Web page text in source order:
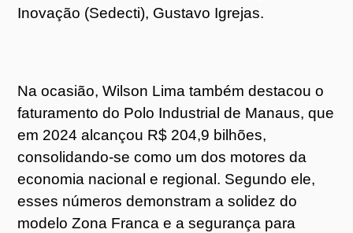
Inovação (Sedecti), Gustavo Igrejas.
Na ocasião, Wilson Lima também destacou o
faturamento do Polo Industrial de Manaus, que
em 2024 alcançou R$ 204,9 bilhões,
consolidando-se como um dos motores da
economia nacional e regional. Segundo ele,
esses números demonstram a solidez do
modelo Zona Franca e a segurança para